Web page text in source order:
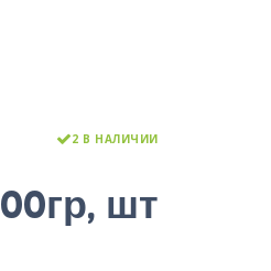
2 В НАЛИЧИИ
шт